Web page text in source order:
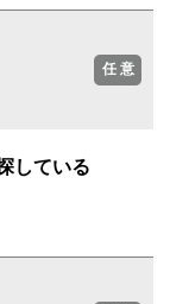
任 意
している